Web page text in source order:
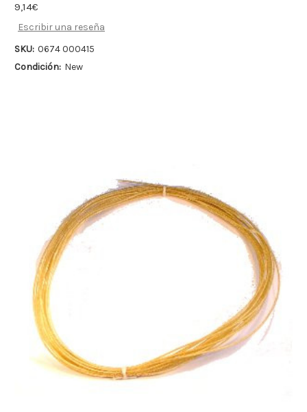
9,14€
Escribir una reseña
SKU: 0674 000415
Condición: New